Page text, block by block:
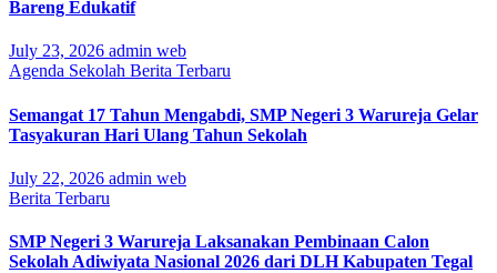
Bareng Edukatif
July 23, 2026 admin web
Agenda Sekolah Berita Terbaru
Semangat 17 Tahun Mengabdi, SMP Negeri 3 Warureja Gelar
Tasyakuran Hari Ulang Tahun Sekolah
July 22, 2026 admin web
Berita Terbaru
SMP Negeri 3 Warureja Laksanakan Pembinaan Calon
Sekolah Adiwiyata Nasional 2026 dari DLH Kabupaten Tegal